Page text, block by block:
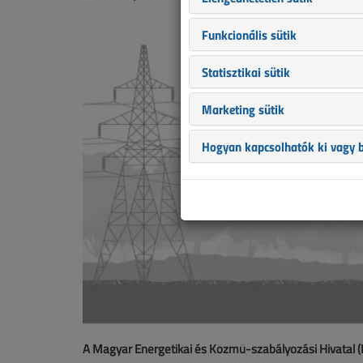
A Magyar Energetikai és Közmű-szabályozási
Funkcionális sütik
Statisztikai sütik
Marketing sütik
Hogyan kapcsolhatók ki vagy